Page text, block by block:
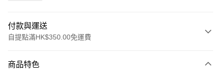
付款與運送
自提點滿HK$350.00免運費
信用卡
商品特色